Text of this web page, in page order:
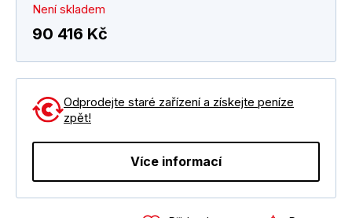
Není skladem
90 416 Kč
Odprodejte staré zařízení a získejte peníze
zpět!
Více informací